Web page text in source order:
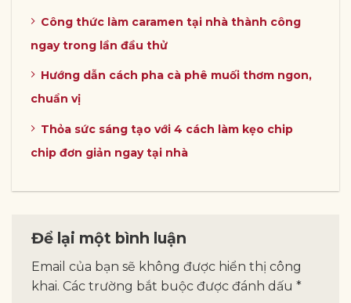
Công thức làm caramen tại nhà thành công
ngay trong lần đầu thử
Hướng dẫn cách pha cà phê muối thơm ngon,
chuẩn vị
Thỏa sức sáng tạo với 4 cách làm kẹo chip
chip đơn giản ngay tại nhà
Để lại một bình luận
Email của bạn sẽ không được hiển thị công
khai. Các trường bắt buộc được đánh dấu *